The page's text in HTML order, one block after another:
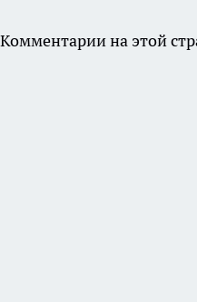
Комментарии на этой